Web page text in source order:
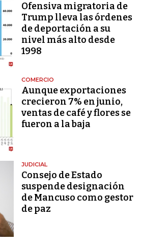
Ofensiva migratoria de
Trump lleva las órdenes
de deportación a su
nivel más alto desde
1998
COMERCIO
Aunque exportaciones
crecieron 7% en junio,
ventas de café y flores se
fueron a la baja
JUDICIAL
Consejo de Estado
suspende designación
de Mancuso como gestor
de paz